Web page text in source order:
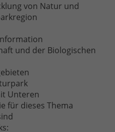
von Natur und
und der Biologischen
Unteren
für dieses Thema